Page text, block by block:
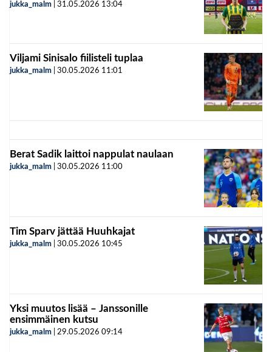
jukka_malm 31.05.2026 13:04
Viljami Sinisalo fiilisteli tuplaa
jukka_malm 30.05.2026 11:01
Berat Sadik laittoi nappulat naulaan
jukka_malm 30.05.2026 11:00
Tim Sparv jättää Huuhkajat
jukka_malm 30.05.2026 10:45
Yksi muutos lisää – Janssonille
ensimmäinen kutsu
jukka_malm 29.05.2026 09:14